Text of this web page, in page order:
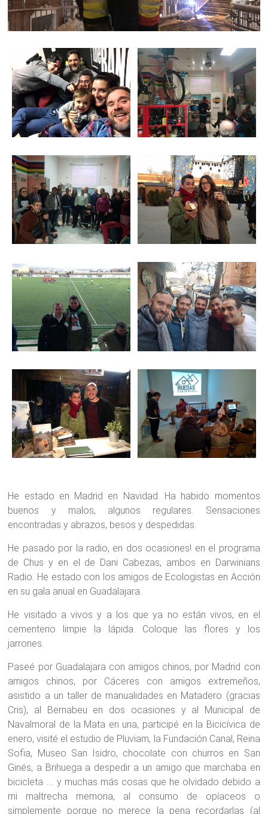
He estado en Madrid en Navidad. Ha habido momentos
buenos y malos, algunos regulares. Sensaciones
encontradas y abrazos, besos y despedidas.
He pasado por la radio, en dos ocasiones! en el programa
de Chus y en el de Dani Cabezas, ambos en Darwinians
Radio. He estado con los amigos de Ecologistas en Acción
en su gala anual en Guadalajara.
He visitado a vivos y a los que ya no están vivos, en el
cementerio limpie la lápida. Coloque las flores y los
jarrones.
Paseé por Guadalajara con amigos chinos, por Madrid con
amigos chinos, por Cáceres con amigos extremeños,
asistido a un taller de manualidades en Matadero (gracias
Cris), al Bernabeu en dos ocasiones y al Municipal de
Navalmoral de la Mata en una, participé en la Bicicívica de
enero, visité el estudio de Pluviam, la Fundación Canal, Reina
Sofia, Museo San Isidro, chocolate con churros en San
Ginés, a Brihuega a despedir a un amigo que marchaba en
bicicleta …. y muchas más cosas que he olvidado debido a
mi maltrecha memoria, al consumo de opíaceos o
simplemente porque no merece la pena recordarlas (al